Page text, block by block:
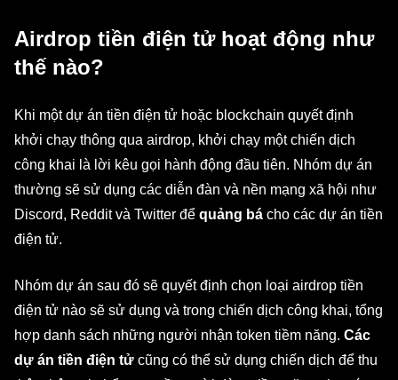
Airdrop tiền điện tử hoạt động như
thế nào?
Khi một dự án tiền điện tử hoặc blockchain quyết định
khởi chạy thông qua airdrop, khởi chạy một chiến dịch
công khai là lời kêu gọi hành động đầu tiên. Nhóm dự án
thường sẽ sử dụng các diễn đàn và nền mạng xã hội như
Discord, Reddit và Twitter để quảng bá cho các dự án tiền
điện tử.
Nhóm dự án sau đó sẽ quyết định chọn loại airdrop tiền
điện tử nào sẽ sử dụng và trong chiến dịch công khai, tổng
hợp danh sách những người nhận token tiềm năng. Các
dự án tiền điện tử cũng có thể sử dụng chiến dịch để thu